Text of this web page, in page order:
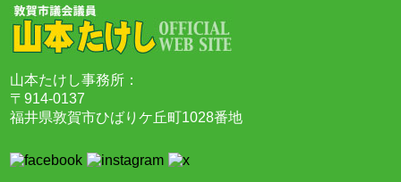
山本たけし事務所：
〒914-0137
福井県敦賀市ひばりケ丘町1028番地